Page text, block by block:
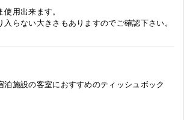
用出来ます。
らない大きさもありますのでご確認下さい。
泊施設の客室におすすめのティッシュボック